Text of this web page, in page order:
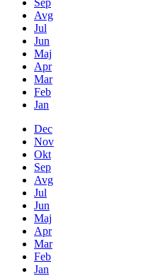
Avg
Jul
Jun
Maj
Apr
Mar
Feb
Jan
Dec
Nov
Okt
Sep
Avg
Jul
Jun
Maj
Apr
Mar
Feb
Jan